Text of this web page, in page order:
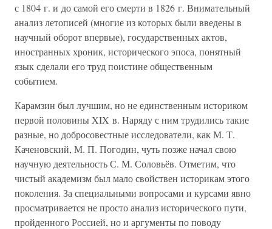
с 1804 г. и до самой его смерти в 1826 г. Внимательный
анализ летописей (многие из которых были введены в
научный оборот впервые), государственных актов,
иностранных хроник, исторического эпоса, понятный
язык сделали его труд поистине общественным
событием.
Карамзин был лучшим, но не единственным историком
первой половины XIX в. Наряду с ним трудились такие
разные, но добросовестные исследователи, как М. Т.
Каченовский, М. П. Погодин, чуть позже начал свою
научную деятельность С. М. Соловьёв. Отметим, что
чистый академизм был мало свойствен историкам этого
поколения. За специальными вопросами и курсами явно
просматривается не просто анализ исторического пути,
пройденного Россией, но и аргументы по поводу